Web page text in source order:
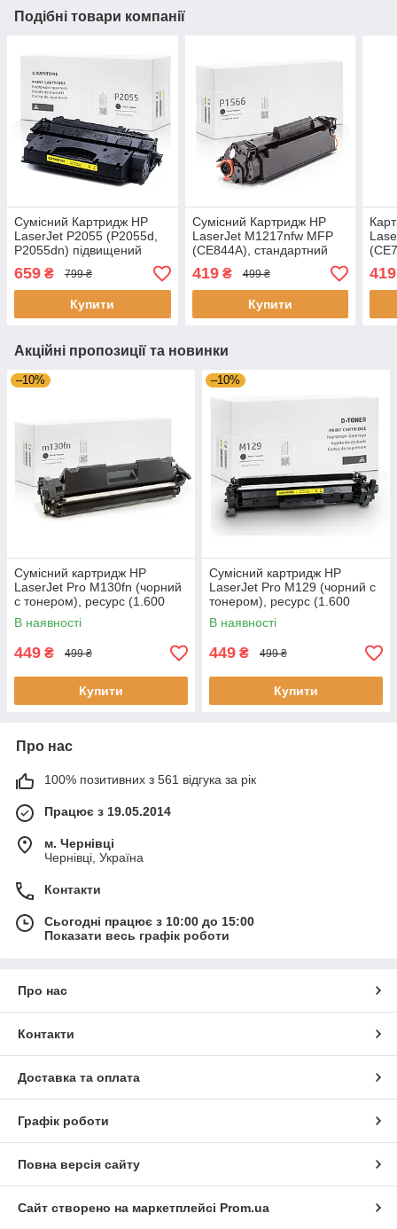
Подібні товари компанії
Сумісний Картридж HP
LaserJet P2055 (P2055d,
P2055dn) підвищений
аналог від Gravitone
659 ₴ 799 ₴
Купити
Сумісний Картридж HP
LaserJet M1217nfw MFP
(CE844A), стандартний
аналог від Gravitone
419₴ 499 ₴
Купити
419
Акційні пропозиції та новинки
–10%
Сумісний картридж HP
LaserJet Pro M130fn (чорний
c тонером), ресурс (1.600
стор.), аналог від Gravitone
В наявності
449 ₴ 499 ₴
Купити
–10%
Сумісний картридж HP
LaserJet Pro M129 (чорний c
тонером), ресурс (1.600
стор.), аналог від Gravitone
В наявності
449 ₴ 499 ₴
Купити
Про нас
100% позитивних з 561 відгука за рік
Працює з 19.05.2014
м. Чернівці
Чернівці, Україна
Контакти
Сьогодні працює з 10:00 до 15:00
Показати весь графік роботи
Про нас
Контакти
Доставка та оплата
Графік роботи
Повна версія сайту
Сайт створено на маркетплейсі Prom.ua